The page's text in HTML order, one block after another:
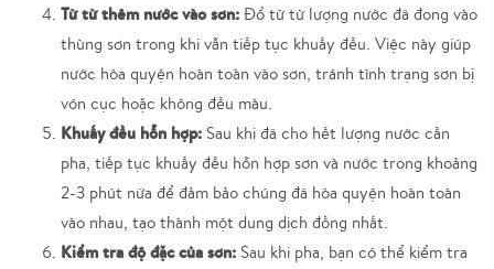
Từ từ thêm nước vào sơn: Đổ từ từ lượng nước đã đong vào
thùng sơn trong khi vẫn tiếp tục khuấy đều. Việc này giúp
nước hòa quyện hoàn toàn vào sơn, tránh tình trạng sơn bị
vón cục hoặc không đều màu.
Khuấy đều hỗn hợp: Sau khi đã cho hết lượng nước cần
pha, tiếp tục khuấy đều hỗn hợp sơn và nước trong khoảng
2-3 phút nữa để đảm bảo chúng đã hòa quyện hoàn toàn
vào nhau, tạo thành một dung dịch đồng nhất.
Kiểm tra độ đặc của sơn: Sau khi pha, bạn có thể kiểm tra